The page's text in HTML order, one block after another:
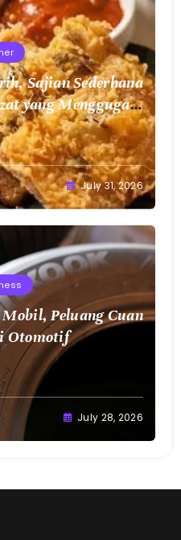
Sajian Sederhana
yang Menggugah
July 31, 2026
Peluang Cuan
Otomotif
July 28, 2026